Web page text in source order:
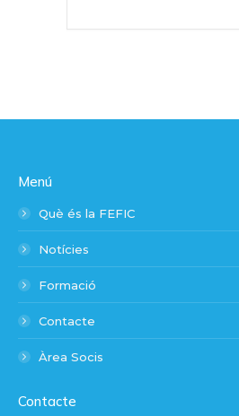
Menú
Què és la FEFIC
Notícies
Formació
Contacte
Àrea Socis
Contacte